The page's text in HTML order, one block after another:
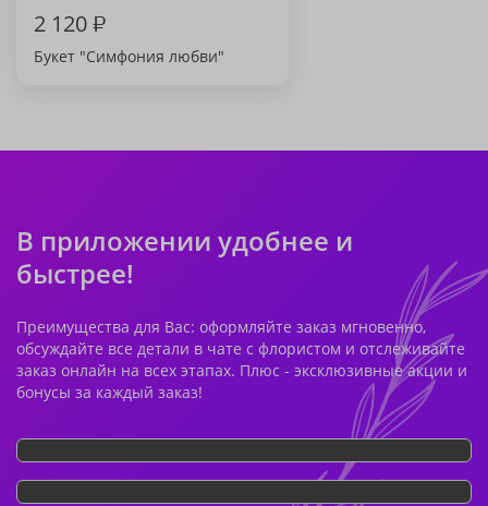
2 120₽
Букет "Симфония любви"
В приложении удобнее и
быстрее!
Преимущества для Вас: оформляйте заказ мгновенно,
обсуждайте все детали в чате с флористом и отслеживайте
заказ онлайн на всех этапах. Плюс - эксклюзивные акции и
бонусы за каждый заказ!